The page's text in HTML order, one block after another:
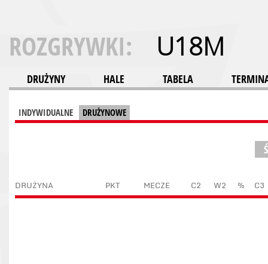
ROZGRYWKI: U18M
DRUŻYNY HALE TABELA
INDYWIDUALNE DRUŻYNOWE
DRUŻYNA PKT MECZE C2 W2 % C3